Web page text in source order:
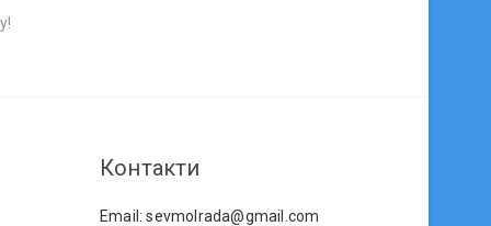
Контакти
Email: sevmolrada@gmail.com